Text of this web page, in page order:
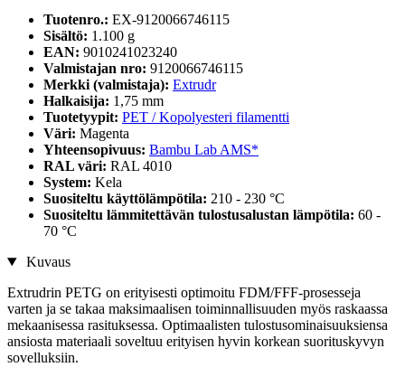
Tuotenro.: EX-9120066746115
Sisältö: 1.100 g
EAN: 9010241023240
Valmistajan nro: 9120066746115
Merkki (valmistaja): Extrudr
Halkaisija: 1,75 mm
Tuotetyypit: PET / Kopolyesteri filamentti
Väri: Magenta
Yhteensopivuus: Bambu Lab AMS*
RAL väri: RAL 4010
System: Kela
Suositeltu käyttölämpötila: 210 - 230 °C
Suositeltu lämmitettävän tulostusalustan lämpötila: 60 -
70 °C
Kuvaus
Extrudrin PETG on erityisesti optimoitu FDM/FFF-prosesseja
varten ja se takaa maksimaalisen toiminnallisuuden myös raskaassa
mekaanisessa rasituksessa. Optimaalisten tulostusominaisuuksiensa
ansiosta materiaali soveltuu erityisen hyvin korkean suorituskyvyn
sovelluksiin.